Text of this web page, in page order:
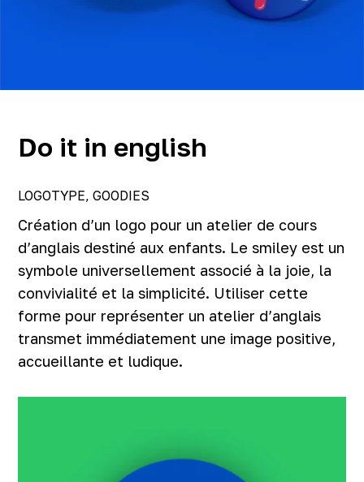
Do it in english
LOGOTYPE, GOODIES
Création d’un logo pour un atelier de cours
d’anglais destiné aux enfants. Le smiley est un
symbole universellement associé à la joie, la
convivialité et la simplicité. Utiliser cette
forme pour représenter un atelier d’anglais
transmet immédiatement une image positive,
accueillante et ludique.